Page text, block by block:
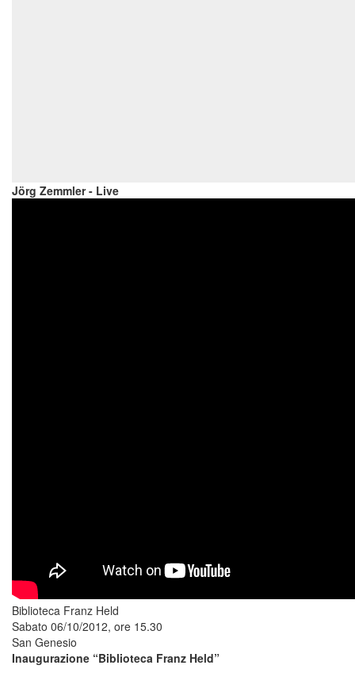
Jörg Zemmler - Live
Biblioteca Franz Held
Sabato 06/10/2012, ore 15.30
San Genesio
Inaugurazione “Biblioteca Franz Held”